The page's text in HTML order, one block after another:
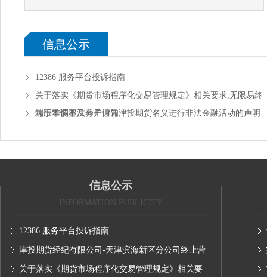
信息公示
12386 服务平台投诉指南
关于落实《期货市场程序化交易管理规定》相关要求,无限易终
端版本调整及客户通知
关于警惕不法分子假冒津投期货名义进行非法金融活动的声明
信息公示
INFORMATION PUBLICITY
12386 服务平台投诉指南
津投期货经纪有限公司-天津滨海新区分公司终止营
业的公告
关于落实《期货市场程序化交易管理规定》相关要